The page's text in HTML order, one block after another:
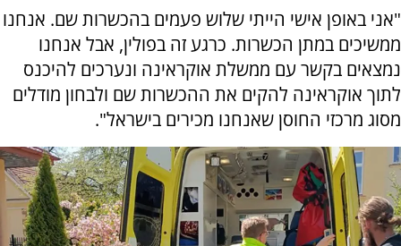
"אני באופן אישי הייתי שלוש פעמים בהכשרות שם. אנחנו
ממשיכים במתן הכשרות. כרגע זה בפולין, אבל אנחנו
נמצאים בקשר עם ממשלת אוקראינה ונערכים להיכנס
לתוך אוקראינה להקים את ההכשרות שם ולבחון מודלים
מסוג מרכזי החוסן שאנחנו מכירים בישראל".